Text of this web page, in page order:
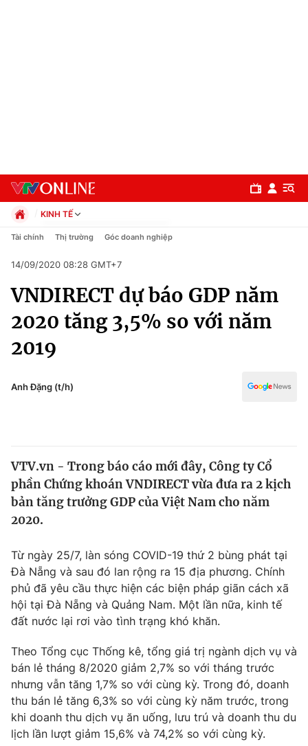
Chuyên mục
Xã hội
Pháp luật
Thế giới
Tin tức
Thế giới đó đây
Câu chuyện quốc tế
Kinh tế
Thị trường
Góc doanh nghiệp
Dữ liệu và đời sống
Truyền hình
Phim VTV
Hậu trường
Nhân vật
Khán giả
Giải sao mai
Giải trí
Điện ảnh
Âm nhạc
Sao
Đời sống
Du lịch
Làm đẹp
Giáo dục
Tuyển sinh
KINH TẾ
Chính trị
Pháp luật
Kinh tế
Thể thao
Truyền hình
Văn hóa - Giải trí
Y tế
Công nghệ
Tài chính Thị trường Góc doanh nghiệp
14/09/2020 08:28 GMT+7
VNDIRECT dự báo GDP năm
2020 tăng 3,5% so với năm
2019
Anh Đặng (t/h)
VTV.vn - Trong báo cáo mới đây, Công ty Cổ
phần Chứng khoán VNDIRECT vừa đưa ra 2 kịch
bản tăng trưởng GDP của Việt Nam cho năm
2020.
Từ ngày 25/7, làn sóng COVID-19 thứ 2 bùng phát tại
Đà Nẵng và sau đó lan rộng ra 15 địa phương. Chính
phủ đã yêu cầu thực hiện các biện pháp giãn cách xã
hội tại Đà Nẵng và Quảng Nam. Một lần nữa, kinh tế
đất nước lại rơi vào tình trạng khó khăn.
Theo Tổng cục Thống kê, tổng giá trị ngành dịch vụ và
bán lẻ tháng 8/2020 giảm 2,7% so với tháng trước
nhưng vẫn tăng 1,7% so với cùng kỳ. Trong đó, doanh
thu bán lẻ tăng 6,3% so với cùng kỳ năm trước, trong
khi doanh thu dịch vụ ăn uống, lưu trú và doanh thu du
lịch lần lượt giảm 15,6% và 74,2% so với cùng kỳ.